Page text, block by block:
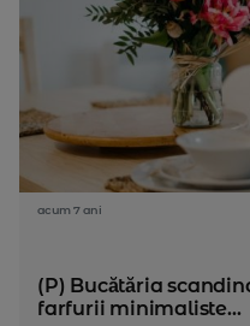
acum 7 ani
(P) Bucătăria
farfurii minimaliste...